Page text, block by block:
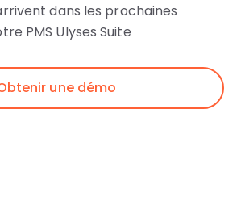
dans les prochaines
PMS Ulyses Suite
une démo